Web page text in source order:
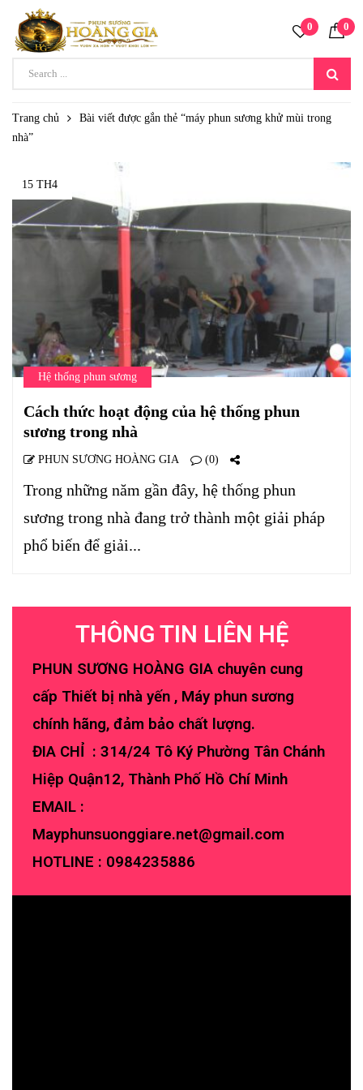
0 0
Trang chủ
Bài viết được gắn thẻ “máy phun sương khử mùi trong
nhà”
15 TH4
Hệ thống phun sương
Cách thức hoạt động của hệ thống phun
sương trong nhà
PHUN SƯƠNG HOÀNG GIA (0)
Trong những năm gần đây, hệ thống phun
sương trong nhà đang trở thành một giải pháp
phổ biến để giải...
THÔNG TIN LIÊN HỆ
PHUN SƯƠNG HOÀNG GIA chuyên cung
cấp Thiết bị nhà yến , Máy phun sương
chính hãng, đảm bảo chất lượng.
ĐIA CHỈ : 314/24 Tô Ký Phường Tân Chánh
Hiệp Quận12, Thành Phố Hồ Chí Minh
EMAIL :
Mayphunsuonggiare.net@gmail.com
HOTLINE : 0984235886